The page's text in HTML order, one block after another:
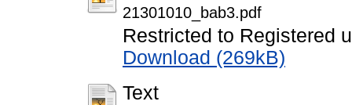
21301010_bab3.pdf
Restricted to Registered
Download (269kB)
Text